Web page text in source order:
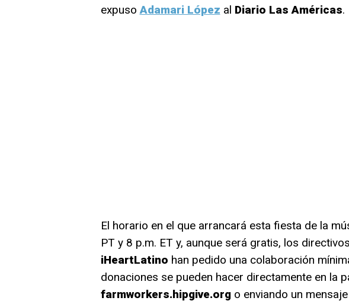
expusoAdamari López al Diario Las Américas.
El horario en el que arrancará esta fiesta de la
PT y 8 p.m. ET y, aunque será gratis, los directivos
iHeartLatino han pedido una colaboración
donaciones se pueden hacer directamente en la
farmworkers.hipgive.orgo enviando un